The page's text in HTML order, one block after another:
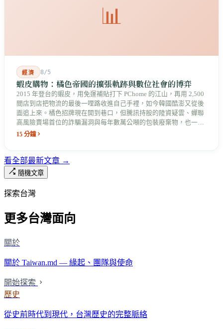
📊
經濟 8/5
蝦皮購物：橘色帝國的擴張軌跡與數位社會的博弈
2015 年登台的蝦皮，用免運補貼打下 PChome 的江山，再用 2,500
間店到店把物流的最後一哩路收進自己手裡，如今韓國酷澎又從後
面追上來。橘色招牌現在開到巷口，但騰訊持股的陸資疑雲、蟬聯
高風險賣場首位的詐騙漏洞與每年數萬公噸的包裝廢棄物，也一起
留在台灣的數位社會裡。
15 分鐘
看全部最新文章 →
隨機文章
探索台灣
更多台灣面向
關於
關於 Taiwan.md — 緣起、團隊與使命
開始探索
歷史
從史前時代到現代，台灣歷史的完整脈絡